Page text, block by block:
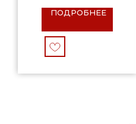
ПОДРОБНЕЕ